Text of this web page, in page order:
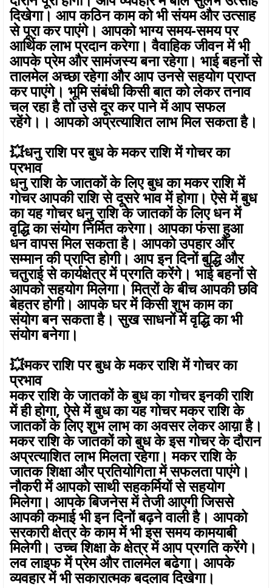
दिखेगा। आप कठिन काम को भी संयम और उत्साह
से पूरा कर पाएंगे। आपको भाग्य समय-समय पर
आर्थिक लाभ प्रदान करेगा। वैवाहिक जीवन में भी
आपके प्रेम और सामंजस्य बना रहेगा। भाई बहनों से
तालमेल अच्छा रहेगा और आप उनसे सहयोग प्राप्त
कर पाएंगे। भूमि संबंधी किसी बात को लेकर तनाव
चल रहा है तो उसे दूर कर पाने में आप सफल
रहेंगे।। आपको अप्रत्याशित लाभ मिल सकता है।
💥धनु राशि पर बुध के मकर राशि में गोचर का
प्रभाव
धनु राशि के जातकों के लिए बुध का मकर राशि में
गोचर आपकी राशि से दूसरे भाव में होगा। ऐसे में बुध
का यह गोचर धनु राशि के जातकों के लिए धन में
वृद्धि का संयोग निर्मित करेगा। आपका फंसा हुआ
धन वापस मिल सकता है। आपको उपहार और
सम्मान की प्राप्ति होगी। आप इन दिनों बुद्धि और
चतुराई से कार्यक्षेत्र में प्रगति करेंगे। भाई बहनों से
आपको सहयोग मिलेगा। मित्रों के बीच आपकी छवि
बेहतर होगी। आपके घर में किसी शुभ काम का
संयोग बन सकता है। सुख साधनों में वृद्धि का भी
संयोग बनेगा।
💥मकर राशि पर बुध के मकर राशि में गोचर का
प्रभाव
मकर राशि के जातकों के बुध का गोचर इनकी राशि
में ही होगा, ऐसे में बुध का यह गोचर मकर राशि के
जातकों के लिए शुभ लाभ का अवसर लेकर आय़ा है।
मकर राशि के जातकों को बुध के इस गोचर के दौरान
अप्रत्याशित लाभ मिलता रहेगा। मकर राशि के
जातक शिक्षा और प्रतियोगिता में सफलता पाएंगे।
नौकरी में आपको साथी सहकर्मियों से सहयोग
मिलेगा। आपके बिजनेस में तेजी आएगी जिससे
आपकी कमाई भी इन दिनों बढ़ने वाली है। आपको
सरकारी क्षेत्र के काम में भी इस समय कामयाबी
मिलेगी। उच्च शिक्षा के क्षेत्र में आप प्रगति करेंगे।
लव लाइफ में प्रेम और तालमेल बढेगा। आपके
व्यवहार में भी सकारात्मक बदलाव दिखेगा।